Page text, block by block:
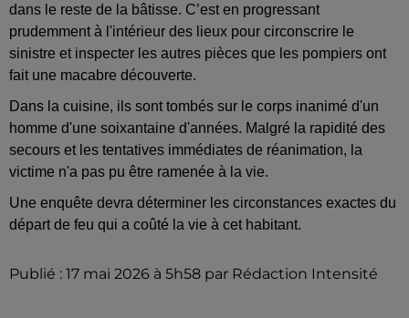
dans le reste de la bâtisse. C’est en progressant
prudemment à l'intérieur des lieux pour circonscrire le
sinistre et inspecter les autres pièces que les pompiers ont
fait une macabre découverte.
Dans la cuisine, ils sont tombés sur le corps inanimé d'un
homme d'une soixantaine d'années. Malgré la rapidité des
secours et les tentatives immédiates de réanimation, la
victime n'a pas pu être ramenée à la vie.
Une enquête devra déterminer les circonstances exactes du
départ de feu qui a coûté la vie à cet habitant.
Publié : 17 mai 2026 à 5h58 par Rédaction Intensité